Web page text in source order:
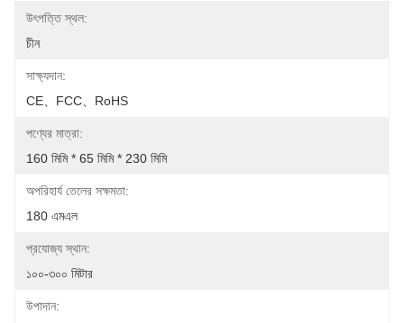
উৎপত্তি স্থল:
চীন
সাক্ষ্যদান:
CE、FCC、RoHS
পণ্যের মাত্রা:
160 মিমি * 65 মিমি * 230 মিমি
অপরিহার্য তেলের সক্ষমতা:
180 এমএল
প্রযোজ্য স্থান:
১০০-৩০০ মিটার
উপাদান: